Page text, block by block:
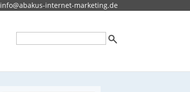
info@abakus-internet-marketing.de